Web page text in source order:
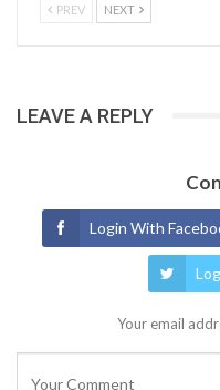
PREV NEXT
LEAVE A REPLY
Login With
Your email